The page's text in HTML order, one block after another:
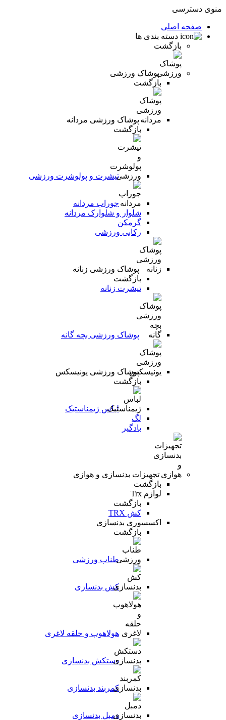
منوی دسترسی
صفحه اصلی
دسته بندی ها
بازگشت
پوشاک ورزشی
بازگشت
پوشاک ورزشی مردانه
بازگشت
تیشرت و پولوشرت ورزشی
جوراب مردانه
شلوار و شلوارک مردانه
گرمکن
رکابی ورزشی
پوشاک ورزشی زنانه
بازگشت
تیشرت زنانه
پوشاک ورزشی بچه گانه
پوشاک ورزشی یونیسکس
بازگشت
لباس ژیمناستیک
لگ
بادگیر
تجهیزات بدنسازی و هوازی
بازگشت
لوازم Trx
بازگشت
کش TRX
اکسسوری بدنسازی
بازگشت
طناب ورزشی
کش بدنسازی
هولاهوپ و حلقه لاغری
دستکش بدنسازی
کمربند بدنسازی
دمبل بدنسازی